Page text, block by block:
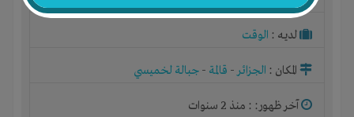
لديـه : الوقت
المكان : الجزائر- قالمة - جبالة لخميسي
آخر ظهور: : منذ 2 سنوات